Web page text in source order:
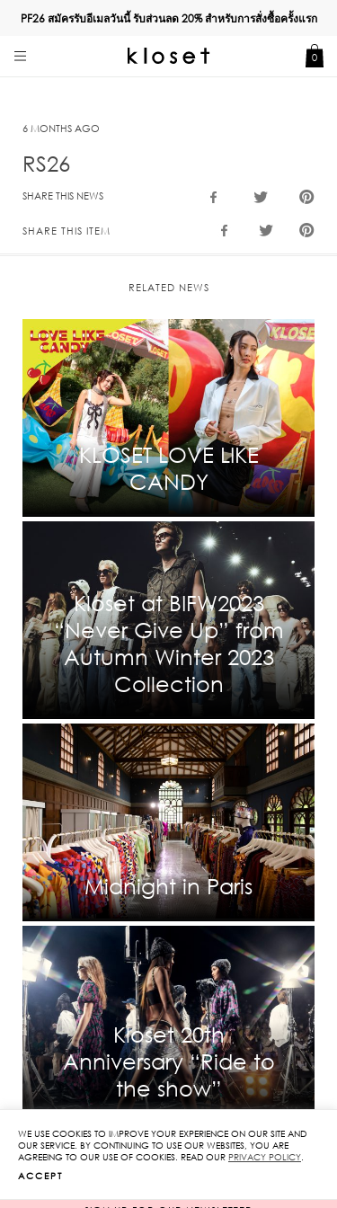
PF26 สมัครรับอีเมลวันนี้ รับส่วนลด20%สำหรับการสั่งซื้อครั้งแรก
0
6 MONTHS AGO
RS26
SHARE THIS NEWS
SHARE THIS ITEM
RELATED NEWS
KLOSET LOVE LIKE
CANDY
Kloset at BIFW2023
“Never Give Up” from
Autumn Winter 2023
Collection
Midnight in Paris
Kloset 20th
Anniversary “Ride to
the show”
WE USE COOKIES TO IMPROVE YOUR EXPERIENCE ON OUR SITE AND
OUR SERVICE. BY CONTINUING TO USE OUR WEBSITES, YOU ARE
AGREEING TO OUR USE OF COOKIES. READ OUR PRIVACY POLICY.
ACCEPT